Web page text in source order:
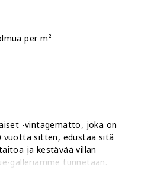
per m²
-vintagematto, joka on
vuotta sitten, edustaa sitä
ja kestävää villan
galleriamme tunnetaan.